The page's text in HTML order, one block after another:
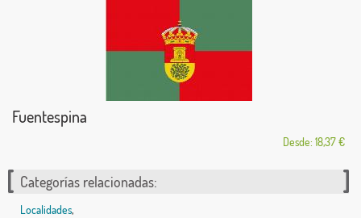
Fuentespina
Desde: 18,37 €
Categorías relacionadas:
Localidades,